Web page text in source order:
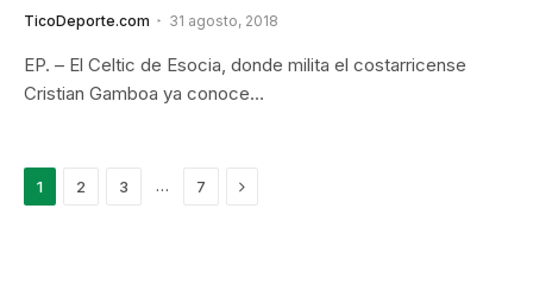
TicoDeporte.com 31 agosto, 2018
EP. – El Celtic de Esocia, donde milita el costarricense
Cristian Gamboa ya conoce…
1 2 3 … 7 Next